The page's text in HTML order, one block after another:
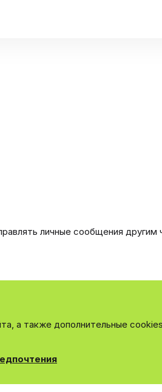
личные сообщения
Поддержка
а также дополнительные